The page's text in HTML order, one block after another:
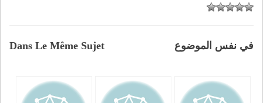
Dans Le Même Sujet في نفس الموضوع